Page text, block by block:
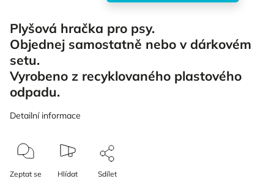
Plyšová hračka pro psy.
Objednej samostatně nebo v dárkovém
setu.
Vyrobeno z recyklovaného plastového
odpadu.
Detailní informace
Zeptat se Hlídat Sdílet